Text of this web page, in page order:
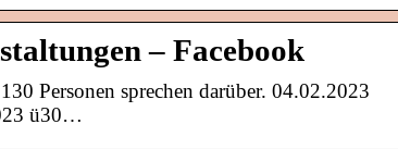
– Facebook
Personen sprechen darüber. 04.02.2023
ü30…